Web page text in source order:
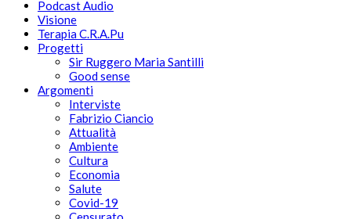
Podcast Audio
Visione
Terapia C.R.A.Pu
Progetti
Sir Ruggero Maria Santilli
Good sense
Argomenti
Interviste
Fabrizio Ciancio
Attualità
Ambiente
Cultura
Economia
Salute
Covid-19